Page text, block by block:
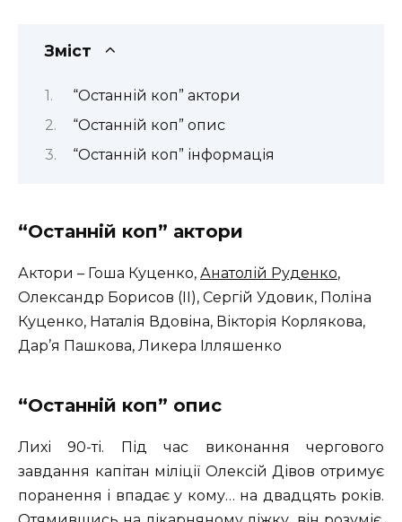
Зміст
“Останній коп” актори
“Останній коп” опис
“Останній коп” інформація
“Останній коп” актори
Актори – Гоша Куценко, Анатолій Руденко,
Олександр Борисов (II), Сергій Удовик, Поліна
Куценко, Наталія Вдовіна, Вікторія Корлякова,
Дар’я Пашкова, Ликера Ілляшенко
“Останній коп” опис
Лихі 90-ті. Під час виконання чергового
завдання капітан міліції Олексій Дівов отримує
поранення і впадає у кому… на двадцять років.